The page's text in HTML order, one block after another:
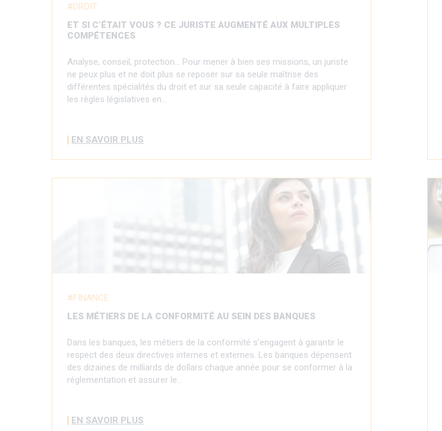
DROIT
ET SI C’ÉTAIT VOUS ? CE JURISTE AUGMENTÉ AUX MULTIPLES
COMPÉTENCES
Analyse, conseil, protection... Pour mener à bien ses missions, un juriste
ne peux plus et ne doit plus se reposer sur sa seule maîtrise des
différentes spécialités du droit et sur sa seule capacité à faire appliquer
les règles législatives en…
EN SAVOIR PLUS
FINANCE
LES MÉTIERS DE LA CONFORMITÉ AU SEIN DES BANQUES
Dans les banques, les métiers de la conformité s’engagent à garantir le
respect des deux directives internes et externes. Les banques dépensent
des dizaines de milliards de dollars chaque année pour se conformer à la
réglementation et assurer le…
EN SAVOIR PLUS